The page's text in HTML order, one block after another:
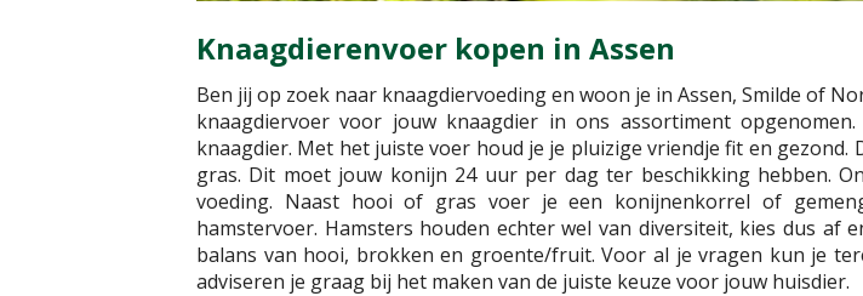
Knaagdierenvoer kopen in Assen
Ben jij op zoek naar knaagdiervoeding en woon je in Assen, Smilde of
knaagdiervoer voor jouw knaagdier in ons assortiment
knaagdier. Met het juiste voer houd je je pluizige vriendje fit en
gras. Dit moet jouw konijn 24 uur per dag ter beschikking hebben.
voeding. Naast hooi of gras voer je een konijnenkorrel of
hamstervoer. Hamsters houden echter wel van diversiteit, kies dus af
balans van hooi, brokken en groente/fruit. Voor al je vragen kun je
adviseren je graag bij het maken van de juiste keuze voor jouw huisdier.